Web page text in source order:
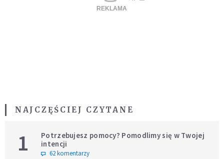
NAJCZĘŚCIEJ CZYTANE
1
Potrzebujesz pomocy? Pomodlimy się w Twojej
intencji
62 komentarzy